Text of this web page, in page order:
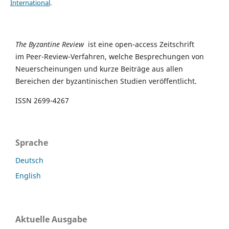
International.
The Byzantine Reviewist eine open-access Zeitschrift
im Peer-Review-Verfahren, welche Besprechungen von
Neuerscheinungen und kurze Beiträge aus allen
Bereichen der byzantinischen Studien veröffentlicht.
ISSN 2699-4267
Sprache
Deutsch
English
Aktuelle Ausgabe